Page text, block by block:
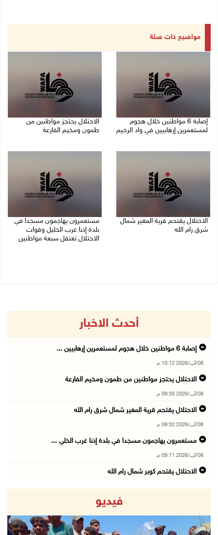
مواضيع ذات صلة
إصابة 6 مواطنين خلال هجوم
لمستعمرين إرهابيين في واد الرخيم
الاحتلال يحتجز مواطنين من
طمون ومخيم الفارعة
الاحتلال يقتحم قرية المغير شمال
شرق رام الله
مستعمرون يهاجمون مسجدا في
بلدة إذنا غرب الخليل وقوات
الاحتلال تعتقل سبعة مواطنين
أحدث الاخبار
إصابة 6 مواطنين خلال هجوم لمستعمرين إرهابيين ...
08/آب/2026 10:12 م
الاحتلال يحتجز مواطنين من طمون ومخيم الفارعة
08/آب/2026 09:33 م
الاحتلال يقتحم قرية المغير شمال شرق رام الله
08/آب/2026 09:32 م
مستعمرون يهاجمون مسجدا في بلدة إذنا غرب الخلي ...
08/آب/2026 09:11 م
الاحتلال يقتحم كوبر شمال رام الله
إصابات بالاختناق خلال مواجهات مع الاحتلال في ...
08/آب/2026 08:23 م
فيديو